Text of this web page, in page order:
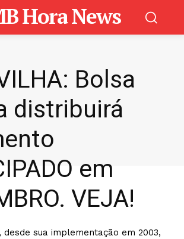
Hora News
Bolsa
distribuirá
em
VEJA!
, desde sua implementação em 2003,